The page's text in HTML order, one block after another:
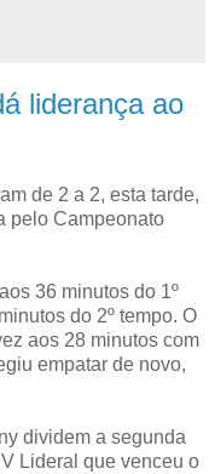
liderança ao
de 2 a 2, esta tarde,
pelo Campeonato
36 minutos do 1º
do 2º tempo. O
aos 28 minutos com
empatar de novo,
dividem a segunda
Lideral que venceu o